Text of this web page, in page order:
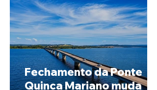
Fechamento da Ponte
Quinca Mariano muda